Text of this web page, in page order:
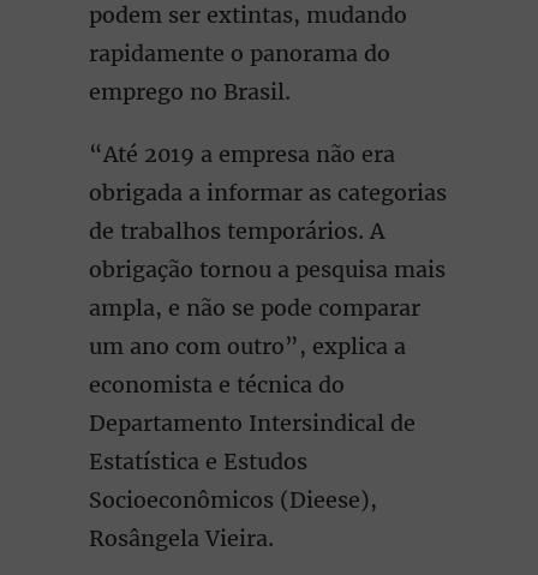
podem ser extintas, mudando
rapidamente o panorama do
emprego no Brasil.
“Até 2019 a empresa não era
obrigada a informar as categorias
de trabalhos temporários. A
obrigação tornou a pesquisa mais
ampla, e não se pode comparar
um ano com outro”, explica a
economista e técnica do
Departamento Intersindical de
Estatística e Estudos
Socioeconômicos (Dieese),
Rosângela Vieira.